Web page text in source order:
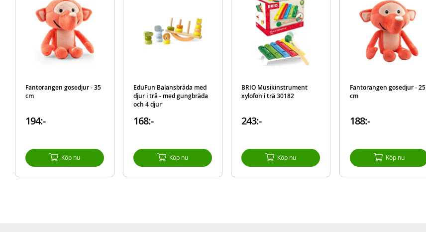
Fantorangen gosedjur - 35
cm
194:-
Köp nu
EduFun Balansbräda med
djur i trä - med gungbräda
och 4 djur
168:-
Köp nu
BRIO Musikinstrument
xylofon i trä 30182
243:-
Köp nu
Fantorangen gosedjur - 25
cm
188:-
Köp nu